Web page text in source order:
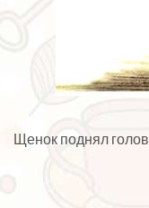
Щенок поднял